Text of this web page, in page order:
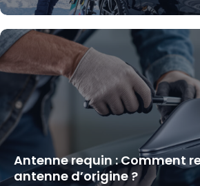
Antenne requin : Comment
antenne d’origine ?